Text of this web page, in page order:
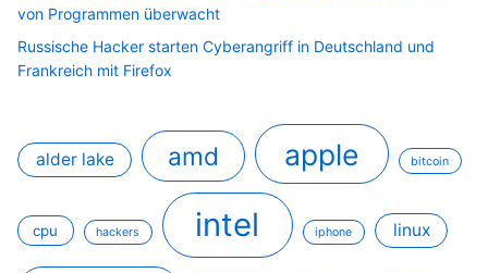
von Programmen überwacht
Russische Hacker starten Cyberangriff in Deutschland und
Frankreich mit Firefox
alder lake amd apple bitcoin
cpu hackers intel iphone linux